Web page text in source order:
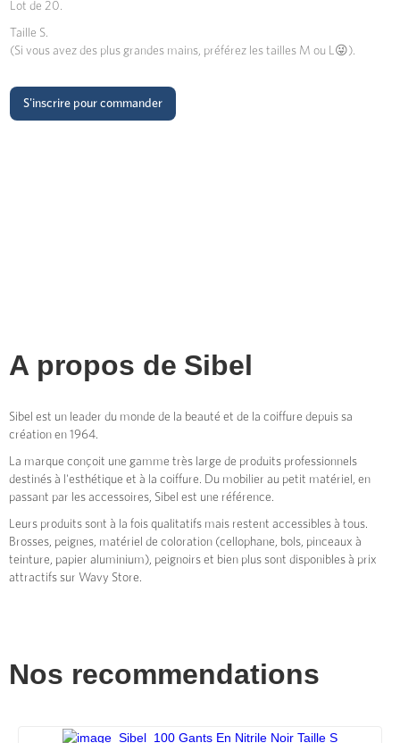
Lot de 20.
Taille S.
(Si vous avez des plus grandes mains, préférez les tailles M ou L😜).
S'inscrire pour commander
A propos de Sibel
Sibel est un leader du monde de la beauté et de la coiffure depuis sa
création en 1964.
La marque conçoit une gamme très large de produits professionnels
destinés à l'esthétique et à la coiffure. Du mobilier au petit matériel, en
passant par les accessoires, Sibel est une référence.
Leurs produits sont à la fois qualitatifs mais restent accessibles à tous.
Brosses, peignes, matériel de coloration (cellophane, bols, pinceaux à
teinture, papier aluminium), peignoirs et bien plus sont disponibles à prix
attractifs sur Wavy Store.
Nos recommendations